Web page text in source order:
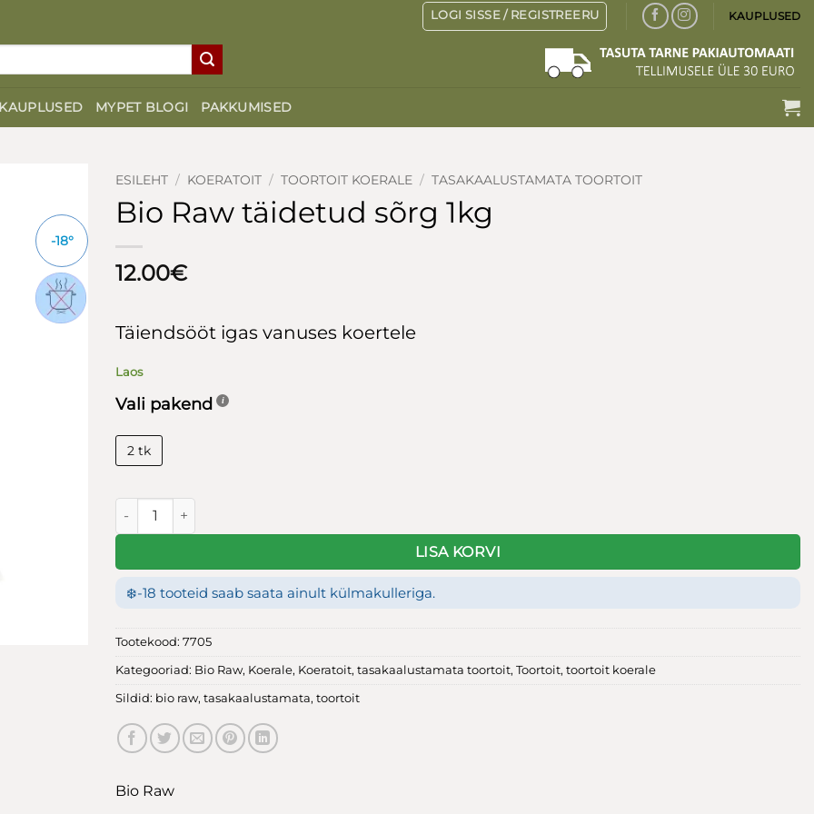
LOGI SISSE / REGISTREERU KAUPLUSED
KAUPLUSED MYPET BLOGI PAKKUMISED
-18°
ESILEHT / KOERATOIT / TOORTOIT KOERALE / TASAKAALUSTAMATA TOORTOIT
Bio Raw täidetud sõrg 1kg
12.00€
Täiendsööt igas vanuses koertele
Laos
Vali pakend
2 tk
Bio Raw täidetud sõrg 1kg kogus
LISA KORVI
❄️-18 tooteid saab saata ainult külmakulleriga.
Tootekood: 7705
Kategooriad: Bio Raw, Koerale, Koeratoit, tasakaalustamata toortoit, Toortoit, toortoit koerale
Sildid: bio raw, tasakaalustamata, toortoit
Bio Raw